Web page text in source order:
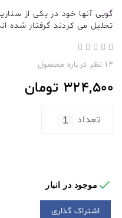
گویی آنها خود در یکی از
تحلیل می کردند گرفتار شده
14 نظر درباره محصول
324,500 تومان
تعداد
 موجود در انبار
اشتراک گذاری